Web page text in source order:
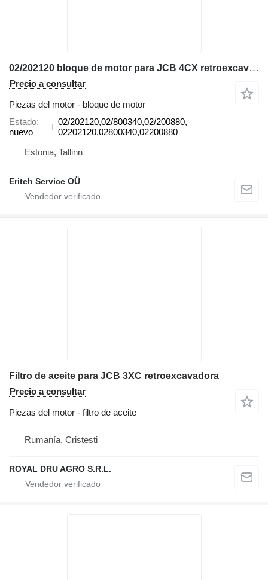
02/202120 bloque de motor para JCB 4CX retroexcavadora
Precio a consultar
Piezas del motor - bloque de motor
Estado
nuevo
02/202120,02/800340,02/200880,
02202120,02800340,02200880
Estonia, Tallinn
Eriteh Service OÜ
Filtro de aceite para JCB 3XC retroexcavadora
Precio a consultar
Piezas del motor - filtro de aceite
Rumanía, Cristesti
ROYAL DRU AGRO S.R.L.